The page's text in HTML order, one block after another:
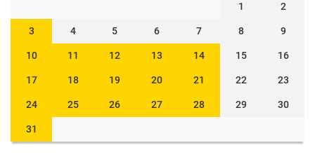
1
2
3 4 5 6 7 8 9
10 11 12 13 14 15 16
17 18 19 20 21 22 23
24 25 26 27 28 29 30
31